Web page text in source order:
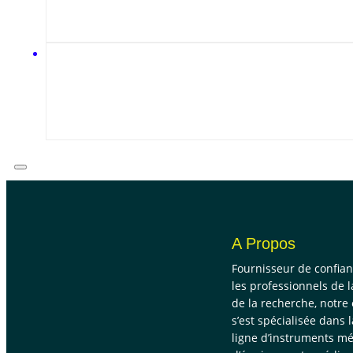
A Propos
Fournisseur de
les professionnels de
de la recherche, notre
s’est spécialisée dans
ligne d’instruments